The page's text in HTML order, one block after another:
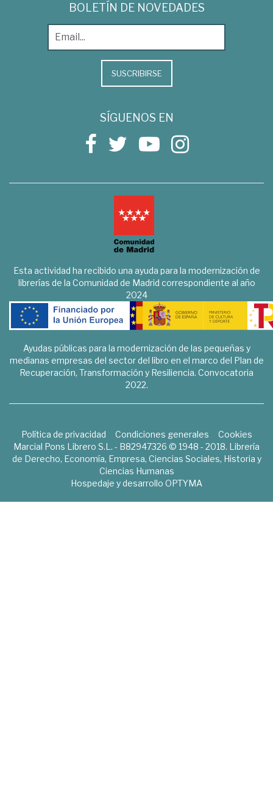
BOLETÍN DE NOVEDADES
SUSCRIBIRSE
SÍGUENOS EN
Esta actividad ha recibido una ayuda para la modernización de
librerías de la Comunidad de Madrid correspondiente al año
2024
Ayudas públicas para la modernización de las pequeñas y
medianas empresas del sector del libro en el marco del Plan de
Recuperación, Transformación y Resiliencia. Convocatoria
2022.
Política de privacidad Condiciones generales
Cookies
Marcial Pons Librero S.L. - B82947326 © 1948 - 2018. Librería
de Derecho, Economía, Empresa, Ciencias Sociales, Historia y
Ciencias Humanas
Hospedaje y desarrollo OPTYMA